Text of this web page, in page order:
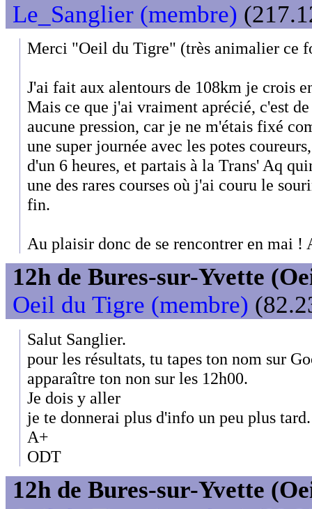
Le_Sanglier (membre)
Merci "Oeil du Tigre" (très animalier ce
J'ai fait aux alentours de 108km je crois
Mais ce que j'ai vraiment aprécié, c'est
aucune pression, car je ne m'étais fixé
une super journée avec les potes
d'un 6 heures, et partais à la Trans' Aq
une des rares courses où j'ai couru le
fin.
Au plaisir donc de se rencontrer en mai !
12h de Bures-sur-Yvette
Oeil du Tigre (membre)
Salut Sanglier.
pour les résultats, tu tapes ton nom sur
apparaître ton non sur les 12h00.
Je dois y aller
je te donnerai plus d'info un peu plus tard.
A+
ODT
12h de Bures-sur-Yvette